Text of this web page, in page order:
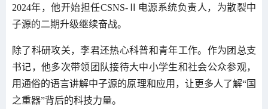
2024年，他开始担任CSNS-Ⅱ电源系统负责人，为散裂中
子源的二期升级继续奋战。
除了科研攻关，李君还热心科普和青年工作。作为团总支
书记，他多次带领团队接待大中小学生和社会公众参观，
用通俗的语言讲解中子源的原理和应用，让更多人了解“国
之重器”背后的科技力量。